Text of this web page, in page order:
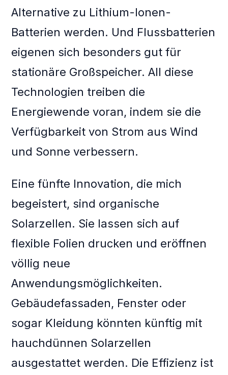
Alternative zu Lithium-Ionen-
Batterien werden. Und Flussbatterien
eigenen sich besonders gut für
stationäre Großspeicher. All diese
Technologien treiben die
Energiewende voran, indem sie die
Verfügbarkeit von Strom aus Wind
und Sonne verbessern.
Eine fünfte Innovation, die mich
begeistert, sind organische
Solarzellen. Sie lassen sich auf
flexible Folien drucken und eröffnen
völlig neue
Anwendungsmöglichkeiten.
Gebäudefassaden, Fenster oder
sogar Kleidung könnten künftig mit
hauchdünnen Solarzellen
ausgestattet werden. Die Effizienz ist